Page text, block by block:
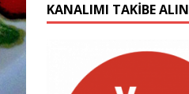
KANALIMI TAKIBE ALIN